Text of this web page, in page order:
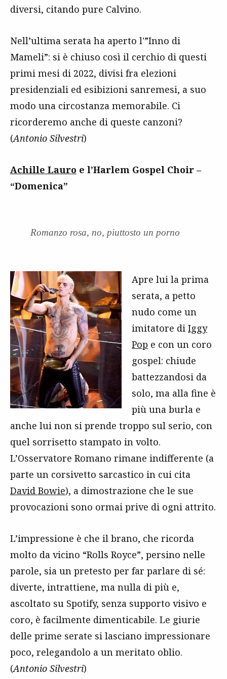
diversi, citando pure Calvino.
Nell’ultima serata ha aperto l'”Inno di
Mameli”: si è chiuso così il cerchio di questi
primi mesi di 2022, divisi fra elezioni
presidenziali ed esibizioni sanremesi, a suo
modo una circostanza memorabile. Ci
ricorderemo anche di queste canzoni?
(Antonio Silvestri)
Achille Lauro e l’Harlem Gospel Choir –
“Domenica”
Romanzo rosa, no, piuttosto un porno
Apre lui la prima
serata, a petto
nudo come un
imitatore di Iggy
Pop e con un coro
gospel: chiude
battezzandosi da
solo, ma alla fine è
più una burla e
anche lui non si prende troppo sul serio, con
quel sorrisetto stampato in volto.
L’Osservatore Romano rimane indifferente (a
parte un corsivetto sarcastico in cui cita
David Bowie), a dimostrazione che le sue
provocazioni sono ormai prive di ogni attrito.
L’impressione è che il brano, che ricorda
molto da vicino “Rolls Royce”, persino nelle
parole, sia un pretesto per far parlare di sé:
diverte, intrattiene, ma nulla di più e,
ascoltato su Spotify, senza supporto visivo e
coro, è facilmente dimenticabile. Le giurie
delle prime serate si lasciano impressionare
poco, relegandolo a un meritato oblio.
(Antonio Silvestri)